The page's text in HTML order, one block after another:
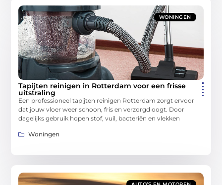
WONINGEN
Tapijten reinigen in Rotterdam voor een frisse
uitstraling
Een professioneel tapijten reinigen Rotterdam zorgt ervoor
dat jouw vloer weer schoon, fris en verzorgd oogt. Door
dagelijks gebruik hopen stof, vuil, bacteriën en vlekken
Woningen